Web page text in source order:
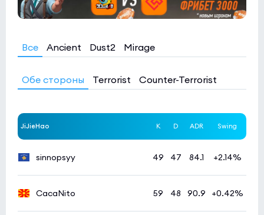
Все Ancient Dust2 Mirage
Обе стороны Terrorist Counter-Terrorist
JiJieHao K D ADR Swing
sinnopsyy 49 47 84.1 +2.14%
CacaNito 59 48 90.9 +0.42%